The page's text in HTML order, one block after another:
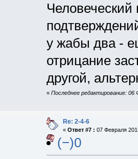
Человеческий
у жабы два -
отрицание
другой,
« Последнее редактирование:
Re: 2-4-6
« Ответ #7 : 07 Февраля
(−)0